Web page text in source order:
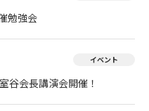
勉強会
イベント
谷会長講演会開催！